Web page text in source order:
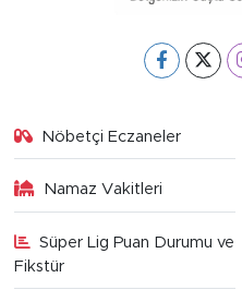
Nöbetçi Eczaneler
Namaz Vakitleri
Süper Lig Puan Durumu ve
Fikstür